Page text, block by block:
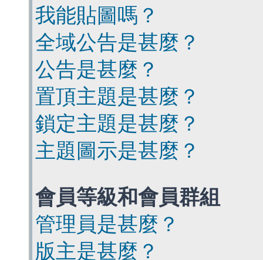
我能貼圖嗎？
全域公告是甚麼？
公告是甚麼？
置頂主題是甚麼？
鎖定主題是甚麼？
主題圖示是甚麼？
會員等級和會員群組
管理員是甚麼？
版主是甚麼？